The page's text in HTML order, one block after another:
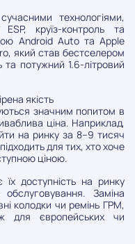
технологіями,
круїз-контроль та
Android Auto та Apple
який став бестселером
потужний 1.6-літровий
якість
значним попитом в
ціна. Наприклад,
на ринку за 8–9 тисяч
для тих, хто хоче
ціною.
доступність на ринку
Заміна
колодки чи ремінь ГРМ,
для європейських чи